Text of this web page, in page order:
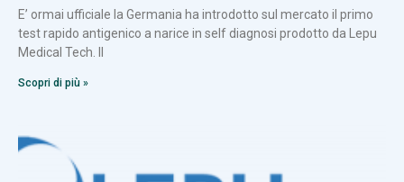
E’ ormai ufficiale la Germania ha introdotto sul mercato il primo
test rapido antigenico a narice in self diagnosi prodotto da Lepu
Medical Tech. Il
Scopri di più »